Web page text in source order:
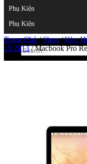
Camera
Phụ Kiện
Phụ Kiện
Top
Trang Chủ/Shop/Kho
15 2013/Macbook Pro